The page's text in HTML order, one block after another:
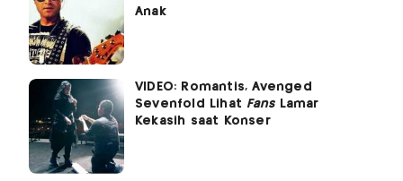
Anak
VIDEO: Romantis, Avenged
Sevenfold Lihat FansLamar
Kekasih saat Konser